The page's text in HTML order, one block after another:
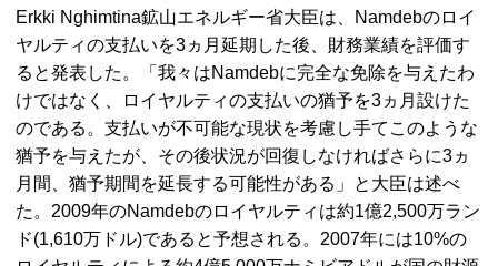
Erkki Nghimtina鉱山エネルギー省大臣は、 Namdebのロイ
ヤルティの支払いを3ヵ月延期した後、財務業績を評価す
ると発表した。「我々はNamdebに完全な免除を与えたわ
けではなく、ロイヤルティの支払いの猶予を3ヵ月設けた
のである。支払いが不可能な現状を考慮し手てこのような
猶予を与えたが、その後状況が回復しなければさらに3ヵ
月間、猶予期間を延長する可能性がある」と大臣は述べ
た。2009年のNamdebのロイヤルティは約1億2,500万ラン
ド(1,610万ドル)であると予想される。2007年には10%の